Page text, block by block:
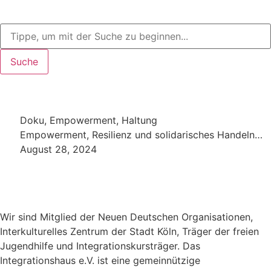
Suche
Doku, Empowerment, Haltung
Empowerment, Resilienz und solidarisches Handeln…
August 28, 2024
Wir sind Mitglied der Neuen Deutschen Organisationen,
Interkulturelles Zentrum der Stadt Köln, Träger der freien
Jugendhilfe und Integrationskursträger. Das
Integrationshaus e.V. ist eine gemeinnützige